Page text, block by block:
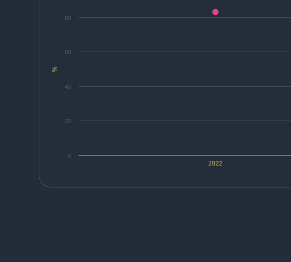
%
2022
0
20
40
60
80